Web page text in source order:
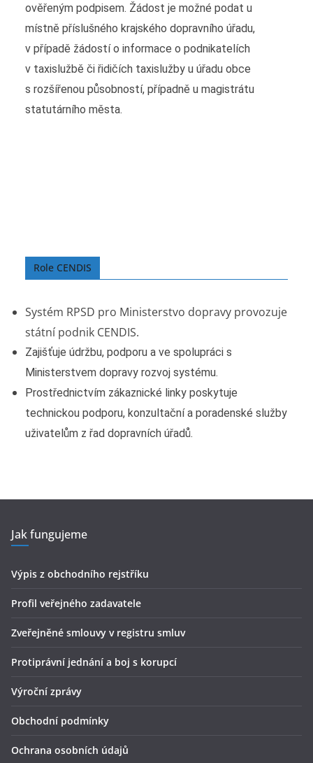
ověřeným podpisem. Žádost je možné podat u
místně příslušného krajského dopravního úřadu,
v případě žádostí o informace o podnikatelích
v taxislužbě či řidičích taxislužby u úřadu obce
s rozšířenou působností, případně u magistrátu
statutárního města.
Role CENDIS
Systém RPSD pro Ministerstvo dopravy provozuje
státní podnik CENDIS.
Zajišťuje údržbu, podporu a ve spolupráci s
Ministerstvem dopravy rozvoj systému.
Prostřednictvím zákaznické linky poskytuje
technickou podporu, konzultační a poradenské služby
uživatelům z řad dopravních úřadů.
Jak fungujeme
Výpis z obchodního rejstříku
Profil veřejného zadavatele
Zveřejněné smlouvy v registru smluv
Protiprávní jednání a boj s korupcí
Výroční zprávy
Obchodní podmínky
Ochrana osobních údajů